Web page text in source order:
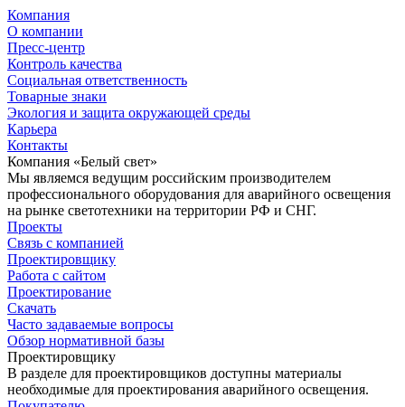
Компания
О компании
Пресс-центр
Контроль качества
Социальная ответственность
Товарные знаки
Экология и защита окружающей среды
Карьера
Контакты
Компания «Белый свет»
Мы являемся ведущим российским производителем
профессионального оборудования для аварийного освещения
на рынке светотехники на территории РФ и СНГ.
Проекты
Связь с компанией
Проектировщику
Работа с сайтом
Проектирование
Скачать
Часто задаваемые вопросы
Обзор нормативной базы
Проектировщику
В разделе для проектировщиков доступны материалы
необходимые для проектирования аварийного освещения.